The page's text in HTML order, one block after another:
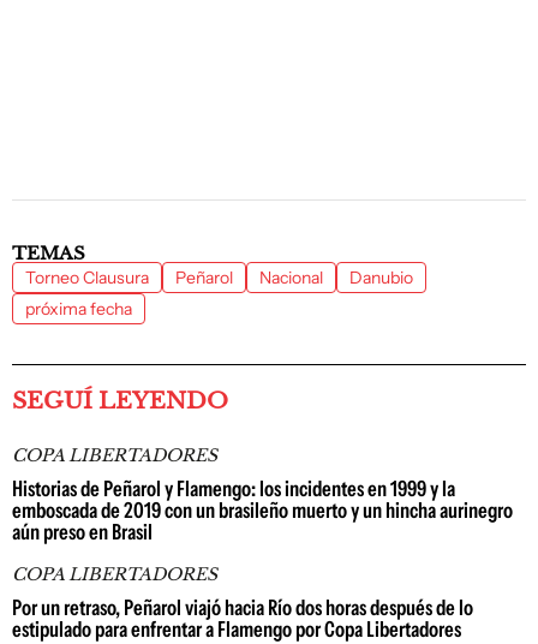
TEMAS
Torneo Clausura Peñarol Nacional
Danubio
próxima fecha
SEGUÍ LEYENDO
COPA LIBERTADORES
Historias de Peñarol y Flamengo: los incidentes en 1999 y la
emboscada de 2019 con un brasileño muerto y un hincha aurinegro
aún preso en Brasil
COPA LIBERTADORES
Por un retraso, Peñarol viajó hacia Río dos horas después de lo
estipulado para enfrentar a Flamengo por Copa Libertadores